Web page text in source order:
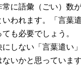
常に語彙（ごい）数
いわれます。「言葉
も必要でしょう。
にしない「言葉遣い
ないかと思っています